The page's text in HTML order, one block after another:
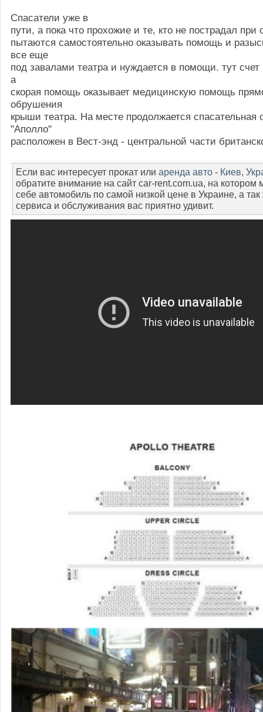
Спасатели уже в
пути, а пока что прохожие и те, кто не пострадал при
пытаются самостоятельно оказывать помощь и
все еще
под завалами театра и нуждается в помощи. тут
а
скорая помощь оказывает медицинскую помощь
обрушения
крыши театра. На месте продолжается спасательная
"Аполло"
расположен в Вест-энд - центральной части
Если вас интересует прокат или аренда авто - Киев,
обратите внимание на сайт car-rent.com.ua, на котором
себе автомобиль по самой низкой цене в Украине, а так
сервиса и обслуживания вас приятно удивит.